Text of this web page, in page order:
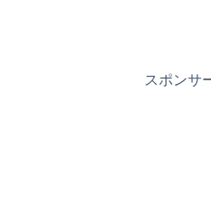
演でも話題
スポンサ